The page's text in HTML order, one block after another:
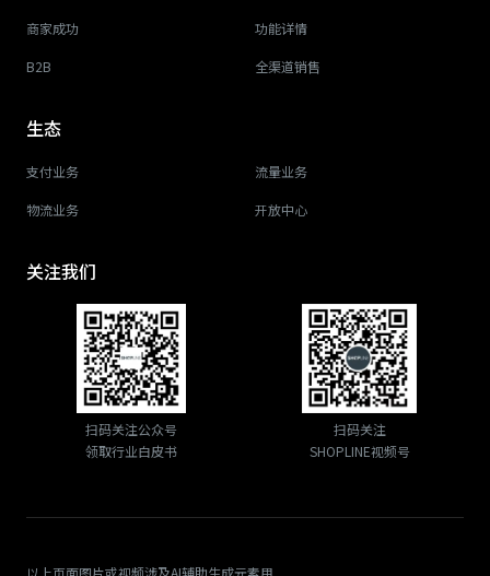
商家成功 功能详情
B2B 全渠道销售
生态
支付业务 流量业务
物流业务 开放中心
关注我们
扫码关注公众号
领取行业白皮书
扫码关注
SHOPLINE视频号
以上页面图片或视频涉及AI辅助生成元素用